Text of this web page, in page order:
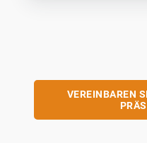
VEREINBAREN